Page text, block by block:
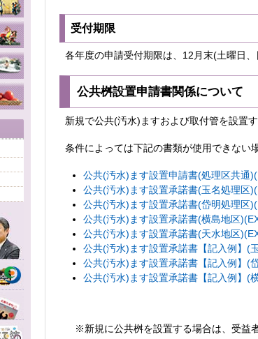
受付期限
各年度の申請受付期限は、12月末(土曜日
公共桝設置申請書関係について
新規で公共(汚水)ますおよび取付管を設置
条件によっては下記の書類が使用できない
公共(汚水)ます設置申請書(処理区共通
公共(汚水)ます設置承諾書(玉名処理区
公共(汚水)ます設置承諾書(岱明処理区
公共(汚水)ます設置承諾書(横島地区
公共(汚水)ます設置承諾書(天水地区
公共(汚水)ます設置承諾書【記入例】(
公共(汚水)ます設置承諾書【記入例】(
公共(汚水)ます設置承諾書【記入例】(
※新規に公共桝を設置する場合は、受益